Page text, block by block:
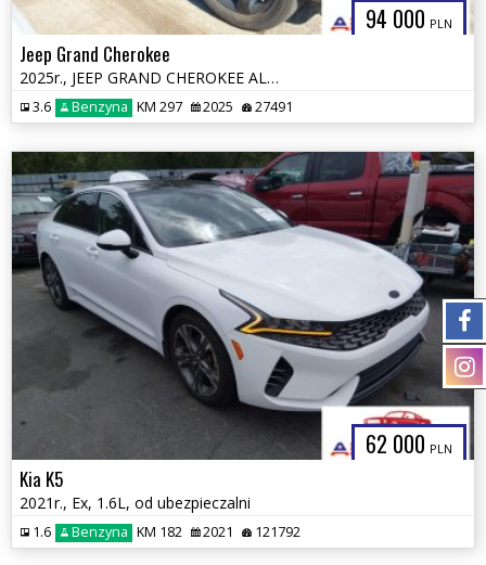
94 000 PLN
Jeep Grand Cherokee
2025r., JEEP GRAND CHEROKEE ALTITUDE X 4X4, 3.6L, od ubezpieczalni
3.6 Benzyna KM 297 2025 27491
62 000 PLN
Kia K5
2021r., Ex, 1.6L, od ubezpieczalni
1.6 Benzyna KM 182 2021 121792